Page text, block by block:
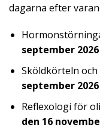
dagarna efter
september 2026
Sköldkörteln och
september 2026
Reflexologi för
den 16